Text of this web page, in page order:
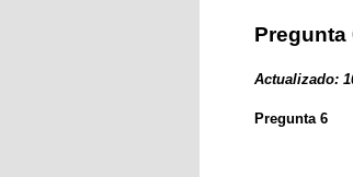
Pregunta
Actualizado:
Pregunta 6